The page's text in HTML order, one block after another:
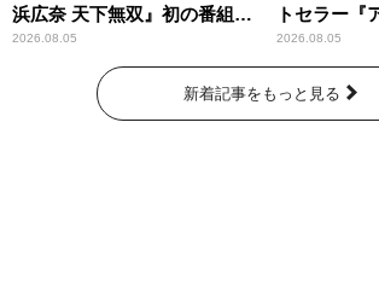
浜広奈 天下無双』初の番組グ
ッズ発売
2026.08.05
トセラー『
紹介
2026.08.05
新着記事をもっと見る